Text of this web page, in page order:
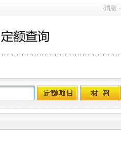
·消息 ·